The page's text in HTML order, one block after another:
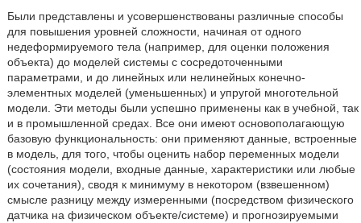
Были представлены и усовершенствованы различные способы
для повышения уровней сложности, начиная от одного
недеформируемого тела (например, для оценки положения
объекта) до моделей системы с сосредоточенными
параметрами, и до линейных или нелинейных конечно-
элементных моделей (уменьшенных) и упругой многотельной
модели. Эти методы были успешно применены как в учебной, так
и в промышленной средах. Все они имеют основополагающую
базовую функциональность: они применяют данные, встроенные
в модель, для того, чтобы оценить набор переменных модели
(состояния модели, входные данные, характеристики или любые
их сочетания), сводя к минимуму в некотором (взвешенном)
смысле разницу между измеренными (посредством физического
датчика на физическом объекте/системе) и прогнозируемыми